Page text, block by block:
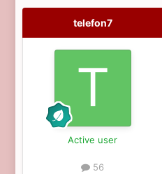
telefon7
Active user
56